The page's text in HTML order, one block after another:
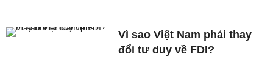
Vì sao Việt Nam phải thay
đổi tư duy về FDI?